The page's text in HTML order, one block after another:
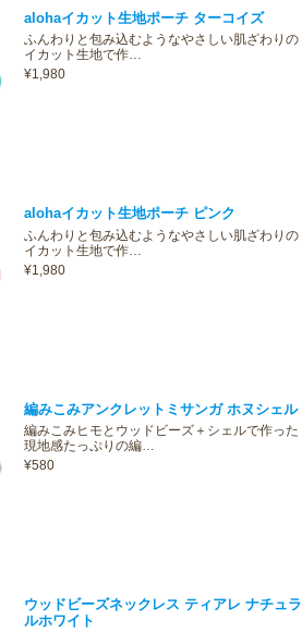
alohaイカット生地ポーチ ターコイズ
ふんわりと包み込むようなやさしい肌ざわりの
イカット生地で作…
¥1,980
alohaイカット生地ポーチ ピンク
ふんわりと包み込むようなやさしい肌ざわりの
イカット生地で作…
¥1,980
編みこみアンクレットミサンガ ホヌシェル
編みこみヒモとウッドビーズ＋シェルで作った
現地感たっぷりの編…
¥580
ウッドビーズネックレス ティアレ ナチュラ
ルホワイト